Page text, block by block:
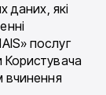
даних, які
послуг
вчинення